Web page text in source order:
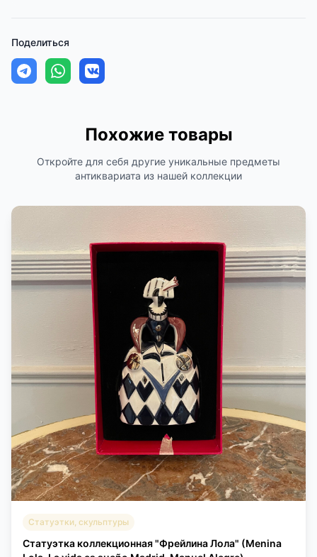
Поделиться
Похожие товары
Откройте для себя другие уникальные предметы
антиквариата из нашей коллекции
Статуэтки, скульптуры
Статуэтка коллекционная "Фрейлина Лола" (Menina